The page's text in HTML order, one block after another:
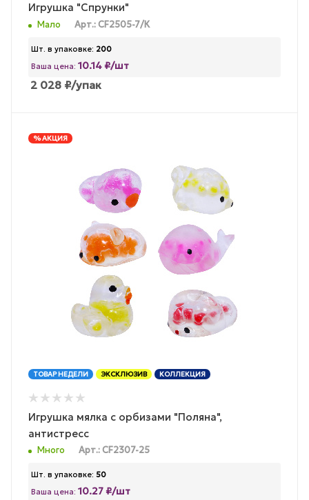
Игрушка "Спрунки"
Мало Арт.: CF2505-7/К
Шт. в упаковке: 200
Ваша цена: 10.14 ₽/шт
2 028 ₽/упак
% АКЦИЯ
ТОВАР НЕДЕЛИ ЭКСКЛЮЗИВ КОЛЛЕКЦИЯ
Игрушка мялка с орбизами "Поляна",
антистресс
Много Арт.: CF2307-25
Шт. в упаковке: 50
Ваша цена: 10.27 ₽/шт